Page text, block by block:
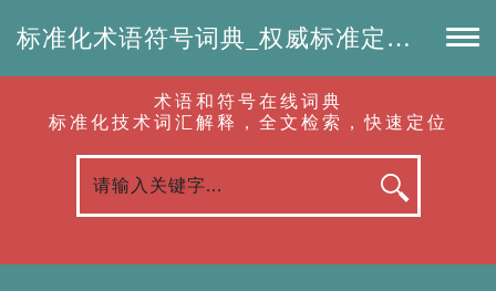
标准化术语符号词典_权威标准定义_专业词汇查询-认准啦（RenZhunLa.com）
术语和符号在线词典
标准化技术词汇解释，全文检索，快速定位